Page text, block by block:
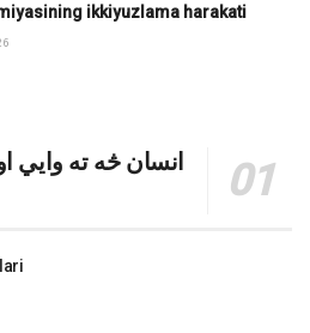
ikkiyuzlama harakati
انسان څه ته وایي